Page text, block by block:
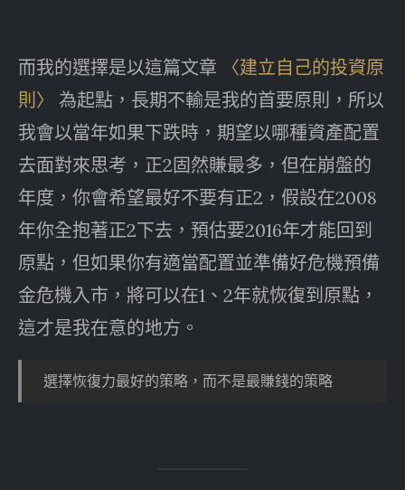
而我的選擇是以這篇文章
〈建立自己的投資原
則〉
為起點，長期不輸是我的首要原則，所以
我會以當年如果下跌時，期望以哪種資產配置
去面對來思考，正2固然賺最多，但在崩盤的
年度，你會希望最好不要有正2，假設在2008
年你全抱著正2下去，預估要2016年才能回到
原點，但如果你有適當配置並準備好危機預備
金危機入市，將可以在1、2年就恢復到原點，
這才是我在意的地方。
選擇恢復力最好的策略，而不是最賺錢的策略